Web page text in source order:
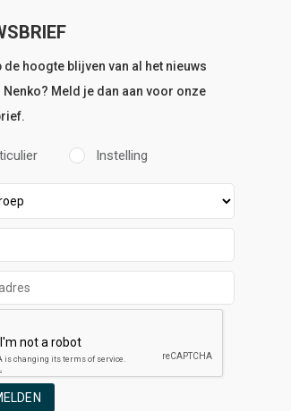
de hoogte blijven van al het nieuws
Meld je dan aan voor onze
Instelling